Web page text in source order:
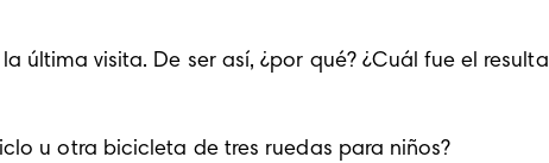
última visita. De ser así, ¿por qué? ¿Cuál fue el
u otra bicicleta de tres ruedas para niños?